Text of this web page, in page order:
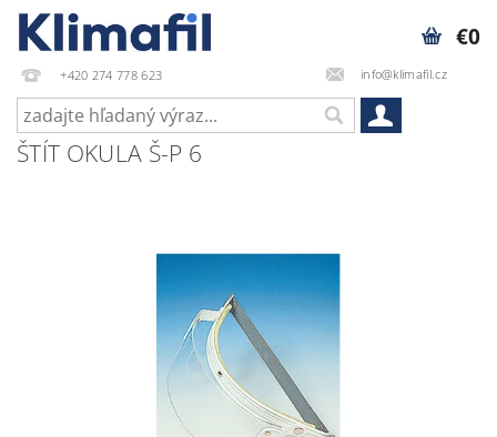
+420 274 778 623 info@klimafil.cz
€0
ŠTÍT OKULA Š-P 6